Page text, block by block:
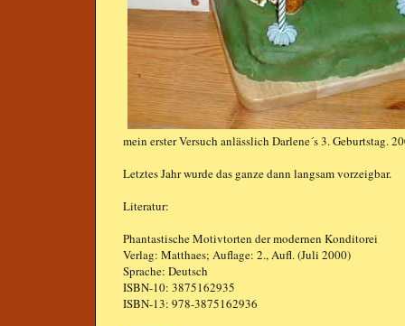
mein erster Versuch anlässlich Darlene´s 3. Geburtstag.
Letztes Jahr wurde das ganze dann langsam vorzeigbar.
Literatur:
Phantastische Motivtorten der modernen Konditorei
Verlag: Matthaes; Auflage: 2., Aufl. (Juli 2000)
Sprache: Deutsch
ISBN-10: 3875162935
ISBN-13: 978-3875162936